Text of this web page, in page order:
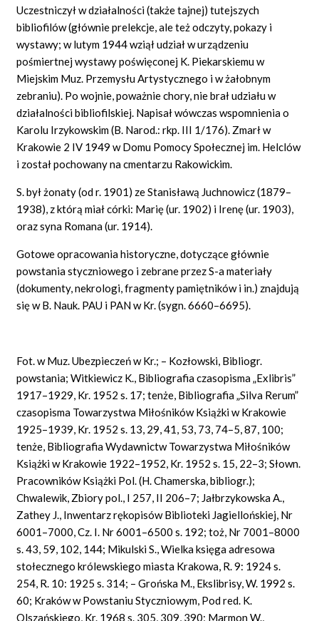
Uczestniczył w działalności (także tajnej) tutejszych
bibliofilów (głównie prelekcje, ale też odczyty, pokazy i
wystawy; w lutym 1944 wziął udział w urządzeniu
pośmiertnej wystawy poświęconej K. Piekarskiemu w
Miejskim Muz. Przemysłu Artystycznego i w żałobnym
zebraniu). Po wojnie, poważnie chory, nie brał udziału w
działalności bibliofilskiej. Napisał wówczas wspomnienia o
Karolu Irzykowskim (B. Narod.: rkp. III 1/176). Zmarł w
Krakowie 2 IV 1949 w Domu Pomocy Społecznej im. Helclów
i został pochowany na cmentarzu Rakowickim.
S. był żonaty (od r. 1901) ze Stanisławą Juchnowicz (1879–
1938), z którą miał córki: Marię (ur. 1902) i Irenę (ur. 1903),
oraz syna Romana (ur. 1914).
Gotowe opracowania historyczne, dotyczące głównie
powstania styczniowego i zebrane przez S-a materiały
(dokumenty, nekrologi, fragmenty pamiętników i in.) znajdują
się w B. Nauk. PAU i PAN w Kr. (sygn. 6660–6695).
Fot. w Muz. Ubezpieczeń w Kr.; – Kozłowski, Bibliogr.
powstania; Witkiewicz K., Bibliografia czasopisma „Exlibris”
1917–1929, Kr. 1952 s. 17; tenże, Bibliografia „Silva Rerum”
czasopisma Towarzystwa Miłośników Książki w Krakowie
1925–1939, Kr. 1952 s. 13, 29, 41, 53, 73, 74–5, 87, 100;
tenże, Bibliografia Wydawnictw Towarzystwa Miłośników
Książki w Krakowie 1922–1952, Kr. 1952 s. 15, 22–3; Słown.
Pracowników Książki Pol. (H. Chamerska, bibliogr.);
Chwalewik, Zbiory pol., I 257, II 206–7; Jałbrzykowska A.,
Zathey J., Inwentarz rękopisów Biblioteki Jagiellońskiej, Nr
6001–7000, Cz. I. Nr 6001–6500 s. 192; toż, Nr 7001–8000
s. 43, 59, 102, 144; Mikulski S., Wielka księga adresowa
stołecznego królewskiego miasta Krakowa, R. 9: 1924 s.
254, R. 10: 1925 s. 314; – Grońska M., Ekslibrisy, W. 1992 s.
60; Kraków w Powstaniu Styczniowym, Pod red. K.
Olszańskiego, Kr. 1968 s. 305, 309, 390; Marmon W.,